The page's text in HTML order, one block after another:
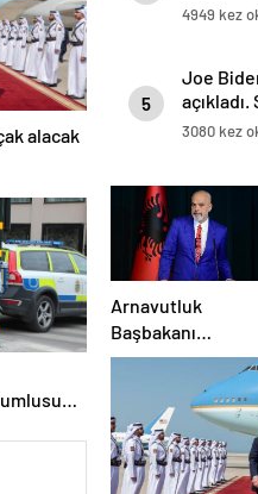
alacak
4949 kez
5
Joe
3080 kez
Arnavutluk
Başbakanı
Rama’dan AB’ye
üyelik hedefi